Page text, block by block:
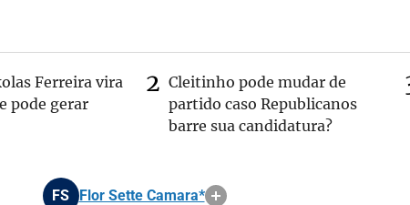
Ferreira vira
pode gerar
Cleitinho pode mudar de
partido caso Republicanos
barre sua candidatura?
FS Flor Sette Camara*